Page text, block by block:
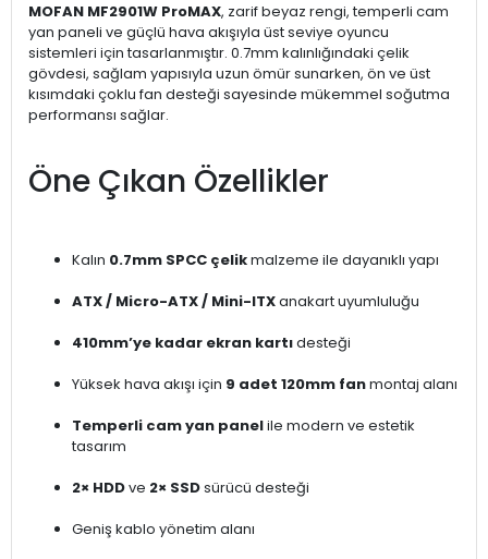
MOFAN MF2901W ProMAX, zarif beyaz rengi, temperli cam
yan paneli ve güçlü hava akışıyla üst seviye oyuncu
sistemleri için tasarlanmıştır. 0.7mm kalınlığındaki çelik
gövdesi, sağlam yapısıyla uzun ömür sunarken, ön ve üst
kısımdaki çoklu fan desteği sayesinde mükemmel soğutma
performansı sağlar.
Öne Çıkan Özellikler
Kalın 0.7mm SPCC çelikmalzeme ile dayanıklı yapı
ATX / Micro-ATX / Mini-ITXanakart uyumluluğu
410mm’ye kadar ekran kartıdesteği
Yüksek hava akışı için 9 adet 120mm fanmontaj alanı
Temperli cam yan panelile modern ve estetik
tasarım
2× HDDve 2× SSDsürücü desteği
Geniş kablo yönetim alanı